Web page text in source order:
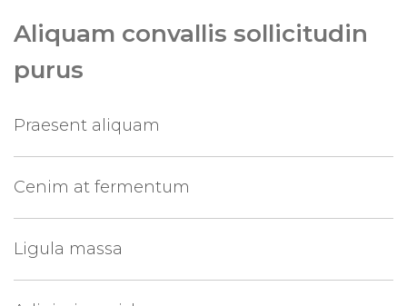
Aliquam convallis sollicitudin
purus
Praesent aliquam
Cenim at fermentum
Ligula massa